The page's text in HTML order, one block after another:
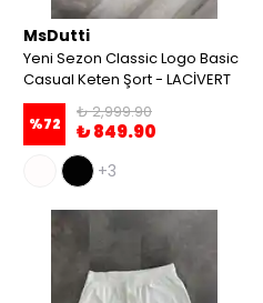
MsDutti
Yeni Sezon Classic Logo Basic
Casual Keten Şort - LACİVERT
%72
₺ 2,999.90
₺ 849.90
+3